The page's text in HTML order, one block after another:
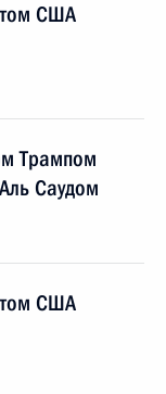
США
Трампом
Саудом
США